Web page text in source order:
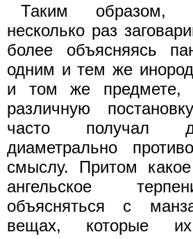
Таким образом,
несколько раз
более объясняясь
одним и тем же
и том же предмете,
различную
часто получал
диаметрально
смыслу. Притом
ангельское
объясняться с
вещах, которые